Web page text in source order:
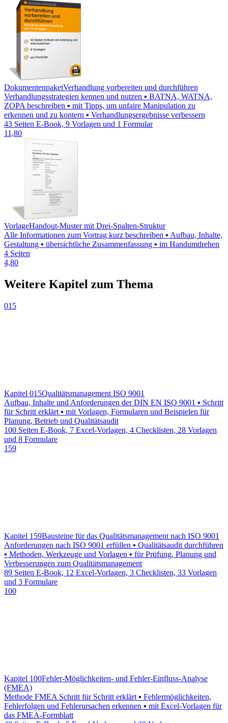
DokumentenpaketVerhandlung vorbereiten und durchführen
Verhandlungsstrategien kennen und nutzen ▪ BATNA, WATNA,
ZOPA beschreiben ▪ mit Tipps, um unfaire Manipulation zu
erkennen und zu kontern ▪ Verhandlungsergebnisse verbessern
43 Seiten E-Book, 9 Vorlagen und 1 Formular
11,80
VorlageHandout-Muster mit Drei-Spalten-Struktur
Alle Informationen zum Vortrag kurz beschreiben ▪ Aufbau, Inhalte,
Gestaltung ▪ übersichtliche Zusammenfassung ▪ im Handumdrehen
4 Seiten
4,80
Weitere Kapitel zum Thema
015
Kapitel 015Qualitätsmanagement ISO 9001
Aufbau, Inhalte und Anforderungen der DIN EN ISO 9001 ▪ Schritt
für Schritt erklärt ▪ mit Vorlagen, Formularen und Beispielen für
Planung, Betrieb und Qualitätsaudit
100 Seiten E-Book, 7 Excel-Vorlagen, 4 Checklisten, 28 Vorlagen
und 8 Formulare
159
Kapitel 159Bausteine für das Qualitätsmanagement nach ISO 9001
Anforderungen nach ISO 9001 erfüllen ▪ Qualitätsaudit durchführen
▪ Methoden, Werkzeuge und Vorlagen ▪ für Prüfung, Planung und
Verbesserungen zum Qualitätsmanagement
89 Seiten E-Book, 12 Excel-Vorlagen, 3 Checklisten, 33 Vorlagen
und 3 Formulare
100
Kapitel 100Fehler-Möglichkeiten- und Fehler-Einfluss-Analyse
(FMEA)
Methode FMEA Schritt für Schritt erklärt ▪ Fehlermöglichkeiten,
Fehlerfolgen und Fehlerursachen erkennen ▪ mit Excel-Vorlagen für
das FMEA-Formblatt